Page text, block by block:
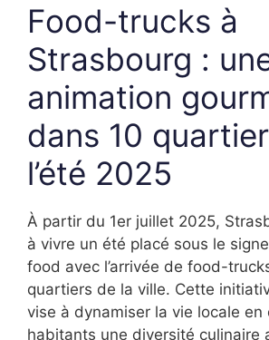
Food-trucks à
Strasbourg :
animation
dans 10
l’été 2025
À partir du 1er juillet 2025,
à vivre un été placé sous le
food avec l’arrivée de food-
quartiers de la ville. Cette
vise à dynamiser la vie locale en
habitants une diversité culinaire